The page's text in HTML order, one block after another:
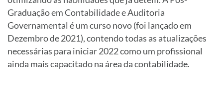
Graduação em Contabilidade e Auditoria
Governamental é um curso novo (foi lançado em
Dezembro de 2021), contendo todas as atualizações
necessárias para iniciar 2022 como um profissional
ainda mais capacitado na área da contabilidade.